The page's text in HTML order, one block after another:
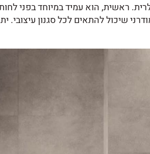
ראשית, הוא עמיד במיוחד בפני
שיכול להתאים לכל סגנון עיצובי.